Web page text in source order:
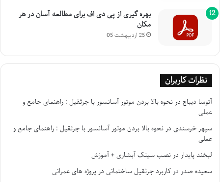
بهره گیری از پی دی اف برای مطالعه آسان در هر
مکان
25 اردیبهشت 05
نظرات کاربران
آتوسا دیباج درنحوه بالا بردن موتور آسانسور با جرثقیل : راهنمای جامع و
عملی
سپهر خرسندی درنحوه بالا بردن موتور آسانسور با جرثقیل : راهنمای جامع و
عملی
لبخند پایدار درنصب سینک آبشاری + آموزش
سعیده صدر درکاربرد جرثقیل ساختمانی در پروژه های عمرانی